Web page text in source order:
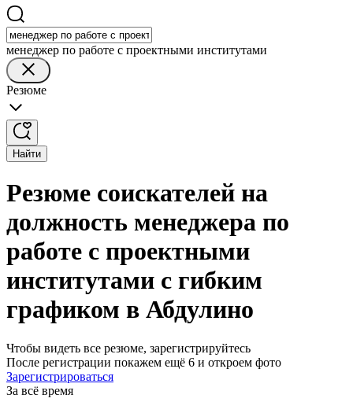
менеджер по работе с проектными институтами
Резюме
Найти
Резюме соискателей на
должность менеджера по
работе с проектными
институтами с гибким
графиком в Абдулино
Чтобы видеть все резюме, зарегистрируйтесь
После регистрации покажем ещё 6 и откроем фото
Зарегистрироваться
За всё время